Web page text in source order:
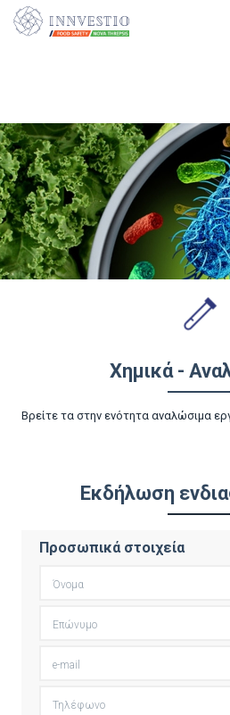
Additionally, paste this code
Χημικά -
Βρείτε τα στην ενότητα αναλώσιμα
Εκδήλωση
Προσωπικά στοιχεία